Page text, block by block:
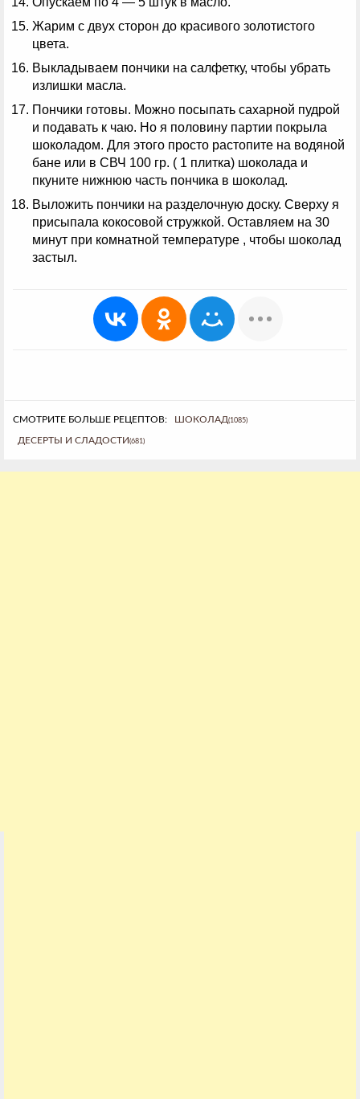
Жарим с двух сторон до красивого золотистого
цвета.
Выкладываем пончики на салфетку, чтобы убрать
излишки масла.
Пончики готовы. Можно посыпать сахарной пудрой
и подавать к чаю. Но я половину партии покрыла
шоколадом. Для этого просто растопите на водяной
бане или в СВЧ 100 гр. ( 1 плитка) шоколада и
пкуните нижнюю часть пончика в шоколад.
Выложить пончики на разделочную доску. Сверху я
присыпала кокосовой стружкой. Оставляем на 30
минут при комнатной температуре , чтобы шоколад
застыл.
СМОТРИТЕ БОЛЬШЕ РЕЦЕПТОВ: ШОКОЛАД(1085)
ДЕСЕРТЫ И СЛАДОСТИ(681)